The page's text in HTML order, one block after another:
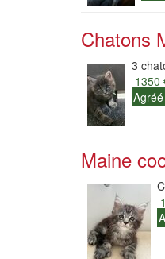
Chatons
3
1350
Agréé
Maine